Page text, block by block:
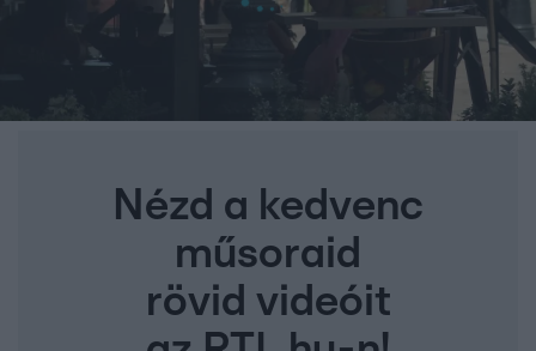
Nézd a kedvenc
műsoraid
rövid videóit